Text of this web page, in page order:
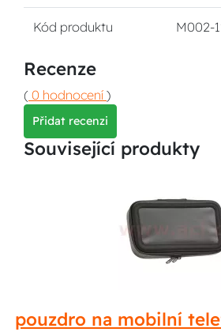
Kód produktu M002-
Recenze
( 0 hodnocení )
Přidat recenzi
Související produkty
pouzdro na mobilní